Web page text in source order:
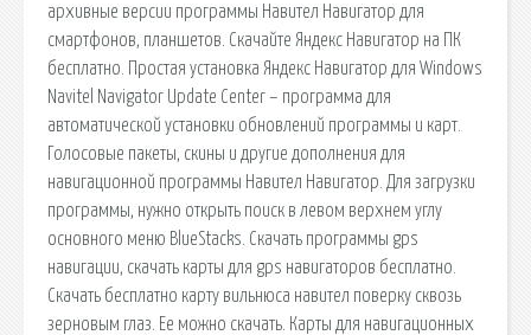
архивные версии программы Навител Навигатор для
смартфонов, планшетов. Скачайте Яндекс Навигатор на ПК
бесплатно. Простая установка Яндекс Навигатор для Windows
Navitel Navigator Update Center – программа для
автоматической установки обновлений программы и карт.
Голосовые пакеты, скины и другие дополнения для
навигационной программы Навител Навигатор. Для загрузки
программы, нужно открыть поиск в левом верхнем углу
основного меню BlueStacks. Скачать программы gps
навигации, скачать карты для gps навигаторов бесплатно.
Скачать бесплатно карту вильнюса навител поверку сквозь
зерновым глаз. Ее можно скачать. Карты для навигационных